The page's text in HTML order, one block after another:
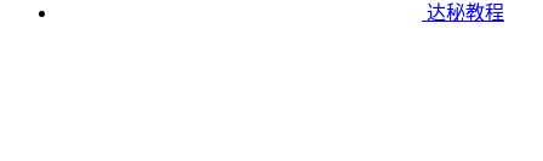
达秘教程